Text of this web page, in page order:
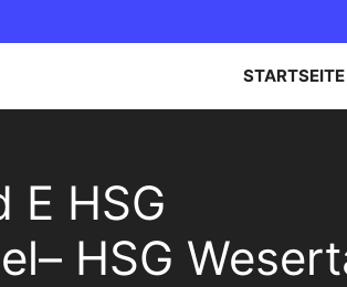
STARTSEITE
2. DAMEN BEZIRKSOBERLIGA
E HSG
HSG